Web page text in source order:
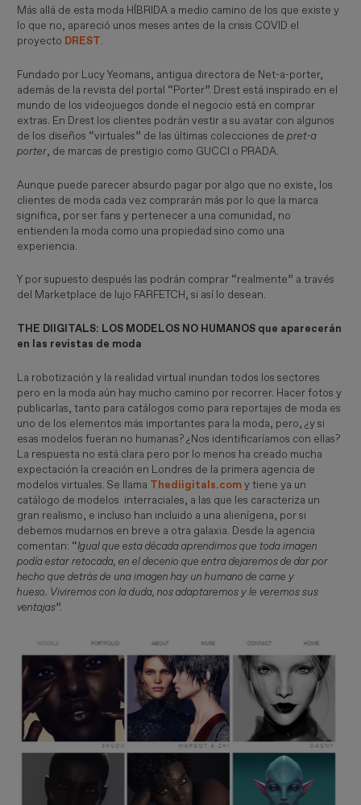
Más allá de esta moda HÍBRIDA a medio camino de los que existe y
lo que no, apareció unos meses antes de la crisis COVID el
proyecto DREST.
Fundado por Lucy Yeomans, antigua directora de Net-a-porter,
además de la revista del portal “Porter”. Drest está inspirado en el
mundo de los videojuegos donde el negocio está en comprar
extras. En Drest los clientes podrán vestir a su avatar con algunos
de los diseños “virtuales” de las últimas colecciones depret-a
porter, de marcas de prestigio como GUCCI o PRADA.
Aunque puede parecer absurdo pagar por algo que no existe, los
clientes de moda cada vez comprarán más por lo que la marca
significa, por ser fans y pertenecer a una comunidad, no
entienden la moda como una propiedad sino como una
experiencia.
Y por supuesto después las podrán comprar “realmente” a través
del Marketplace de lujo FARFETCH, si así lo desean.
THE DIIGITALS: LOS MODELOS NO HUMANOS que aparecerán
en las revistas de moda
La robotización y la realidad virtual inundan todos los sectores
pero en la moda aún hay mucho camino por recorrer. Hacer fotos y
publicarlas, tanto para catálogos como para reportajes de moda es
uno de los elementos más importantes para la moda, pero, ¿y si
esas modelos fueran no humanas? ¿Nos identificaríamos con ellas?
La respuesta no está clara pero por lo menos ha creado mucha
expectación la creación en Londres de la primera agencia de
modelos virtuales. Se llama Thediigitals.comy tiene ya un
catálogo de modelos interraciales, a las que les caracteriza un
gran realismo, e incluso han incluido a una alienígena, por si
debemos mudarnos en breve a otra galaxia. Desde la agencia
comentan: “Igual que esta década aprendimos que toda imagen
podía estar retocada, en el decenio que entra dejaremos de dar por
hecho que detrás de una imagen hay un humano de carne y
hueso. Viviremos con la duda, nos adaptaremos y le veremos sus
ventajas”.